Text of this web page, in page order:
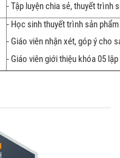
- Tập luyện chia sẻ, thuyết trình
- Học sinh thuyết trình sản
- Giáo viên nhận xét, góp ý cho
- Giáo viên giới thiệu khóa 05